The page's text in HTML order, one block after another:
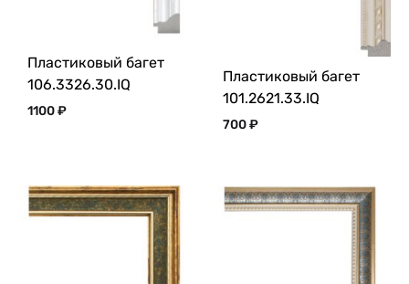
Пластиковый багет
106.3326.30.IQ
1100₽
Пластиковый багет
101.2621.33.IQ
700₽